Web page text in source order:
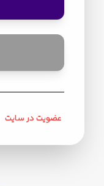
عضویت در سایت